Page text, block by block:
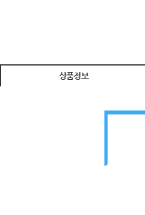
상품정보